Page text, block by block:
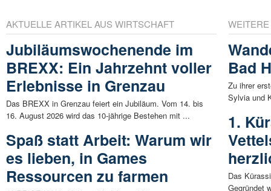
AKTUELLE ARTIKEL AUS WIRTSCHAFT
Jubiläumswochenende im
BREXX: Ein Jahrzehnt voller
Erlebnisse in Grenzau
Das BREXX in Grenzau feiert ein Jubiläum. Vom 14. bis
16. August 2026 wird das 10-jährige Bestehen mit ...
Spaß statt Arbeit: Warum wir
es lieben, in Games
Ressourcen zu farmen
Bad
Zu ihrer
Sylvia und
1.
Das
Gegründet